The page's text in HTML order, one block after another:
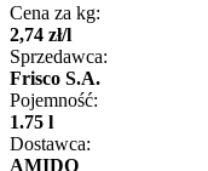
Cena za kg:
2,74 zł/l
Sprzedawca:
Frisco S.A.
Pojemność:
1.75 l
Dostawca:
AMIDO